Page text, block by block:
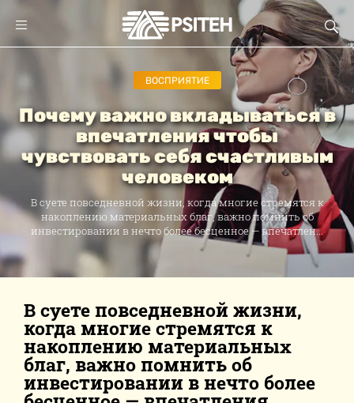
ВОСПРИЯТИЕ
Почему важно вкладываться в
впечатления чтобы
чувствовать себя счастливым
человеком
В суете повседневной жизни, когда многие стремятся к
накоплению материальных благ, важно помнить об
инвестировании в нечто более бесценное — впечатлен...
В суете повседневной жизни,
когда многие стремятся к
накоплению материальных
благ, важно помнить об
инвестировании в нечто более